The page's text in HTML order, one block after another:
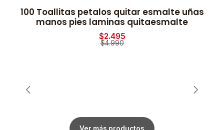
-50% OFF
100 Toallitas petalos quitar esmalte uñas
manos pies laminas quitaesmalte
$2.495
$4.990